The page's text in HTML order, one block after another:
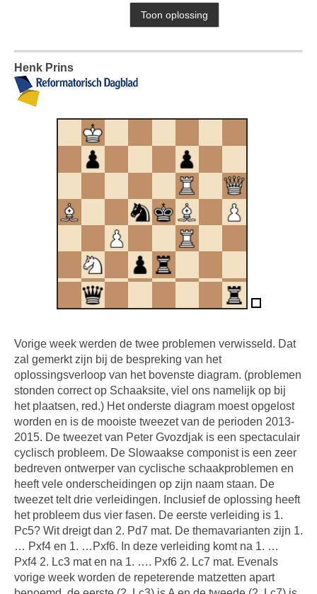
Henk Prins
Vorige week werden de twee problemen verwisseld. Dat
zal gemerkt zijn bij de bespreking van het
oplossingsverloop van het bovenste diagram. (problemen
stonden correct op Schaaksite, viel ons namelijk op bij
het plaatsen, red.) Het onderste diagram moest opgelost
worden en is de mooiste tweezet van de perioden 2013-
2015. De tweezet van Peter Gvozdjak is een spectaculair
cyclisch probleem. De Slowaakse componist is een zeer
bedreven ontwerper van cyclische schaakproblemen en
heeft vele onderscheidingen op zijn naam staan. De
tweezet telt drie verleidingen. Inclusief de oplossing heeft
het probleem dus vier fasen. De eerste verleiding is 1.
Pc5? Wit dreigt dan 2. Pd7 mat. De themavarianten zijn 1.
… Pxf4 en 1. …Pxf6. In deze verleiding komt na 1. …
Pxf4 2. Lc3 mat en na 1. …. Pxf6 2. Lc7 mat. Evenals
vorige week worden de repeterende matzetten apart